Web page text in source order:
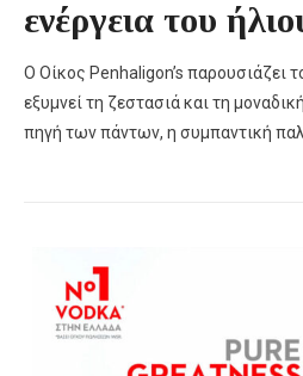
ενέργεια του
Ο Οίκος Penhaligon’s παρουσιάζει
εξυμνεί τη ζεστασιά και τη
πηγή των πάντων, η συμπαντική